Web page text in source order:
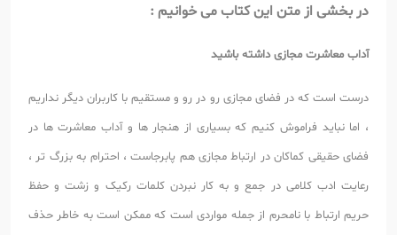
در بخشی از متن این کتاب می خوانیم :
آداب معاشرت مجازی داشته باشید
درست است که در فضای مجازی رو در رو و مستقیم با کاربران دیگر نداریم
، اما نباید فراموش کنیم که بسیاری از هنجار ها و آداب معاشرت ها در
فضای حقیقی کماکان در ارتباط مجازی هم پابرجاست ، احترام به بزرگ تر ،
رعایت ادب کلامی در جمع و به کار نبردن کلمات رکیک و زشت و حفظ
حریم ارتباط با نامحرم از جمله مواردی است که ممکن است به خاطر حذف